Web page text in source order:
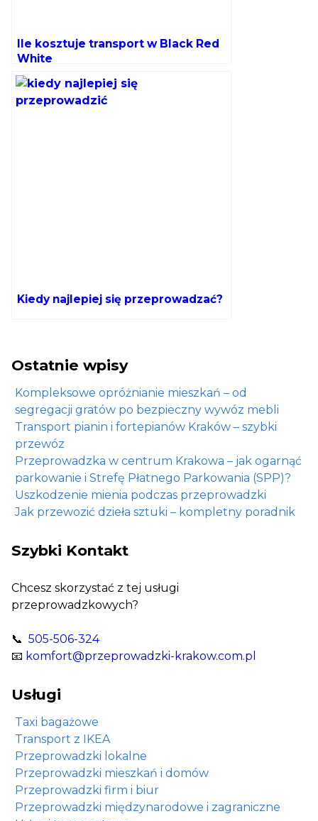
Ile kosztuje transport w Black Red
White
Kiedy najlepiej się przeprowadzać?
Ostatnie wpisy
Kompleksowe opróżnianie mieszkań – od
segregacji gratów po bezpieczny wywóz mebli
Transport pianin i fortepianów Kraków – szybki
przewóz
Przeprowadzka w centrum Krakowa – jak ogarnąć
parkowanie i Strefę Płatnego Parkowania (SPP)?
Uszkodzenie mienia podczas przeprowadzki
Jak przewozić dzieła sztuki – kompletny poradnik
Szybki Kontakt
Chcesz skorzystać z tej usługi
przeprowadzkowych?
📞 505-506-324
📧 komfort@przeprowadzki-krakow.com.pl
Usługi
Taxi bagażowe
Transport z IKEA
Przeprowadzki lokalne
Przeprowadzki mieszkań i domów
Przeprowadzki firm i biur
Przeprowadzki międzynarodowe i zagraniczne